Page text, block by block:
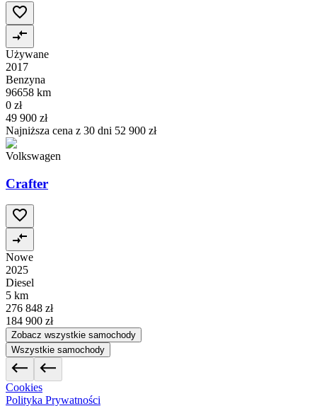
Używane
2017
Benzyna
96658 km
0 zł
49 900 zł
Najniższa cena z 30 dni 52 900 zł
Volkswagen
Crafter
Nowe
2025
Diesel
5 km
276 848 zł
184 900 zł
Zobacz wszystkie samochody
Wszystkie samochody
Cookies
Polityka Prywatności